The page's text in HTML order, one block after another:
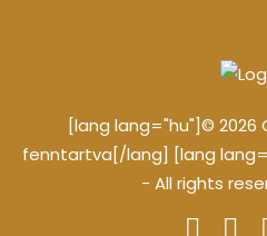
[lang lang="hu"]© 2026
fenntartva[/lang] [lang
- All rights